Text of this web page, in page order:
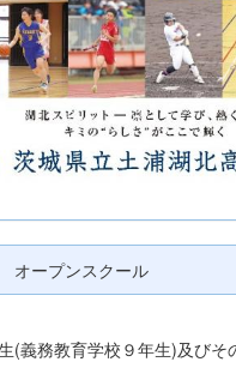
オープンスクール
(義務教育学校９年生)及びそ